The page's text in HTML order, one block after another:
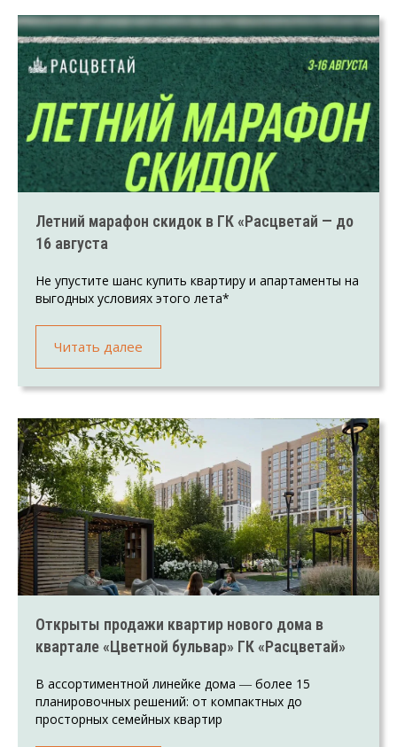
Летний марафон скидок в ГК «Расцветай — до
16 августа
Не упустите шанс купить квартиру и апартаменты на
выгодных условиях этого лета*
Читать далее
Открыты продажи квартир нового дома в
квартале «Цветной бульвар» ГК «Расцветай»
В ассортиментной линейке дома ― более 15
планировочных решений: от компактных до
просторных семейных квартир